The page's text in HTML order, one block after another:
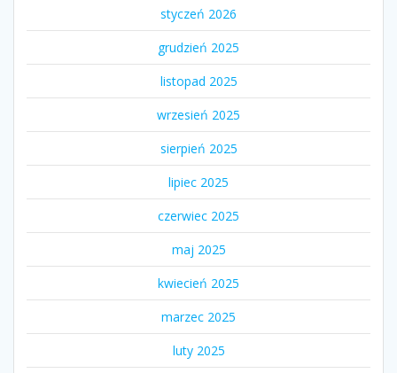
styczeń 2026
grudzień 2025
listopad 2025
wrzesień 2025
sierpień 2025
lipiec 2025
czerwiec 2025
maj 2025
kwiecień 2025
marzec 2025
luty 2025